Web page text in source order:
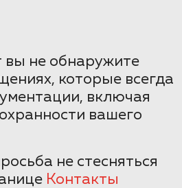
вы не обнаружите
которые всегда
включая
вашего
не стесняться
Контакты